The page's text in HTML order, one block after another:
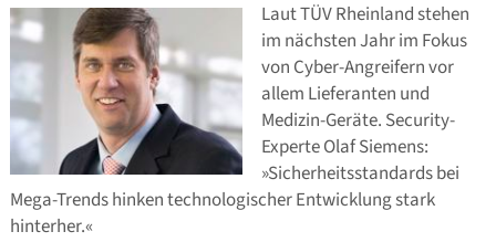
Laut TÜV Rheinland stehen
im nächsten Jahr im Fokus
von Cyber-Angreifern vor
allem Lieferanten und
Medizin-Geräte. Security-
Experte Olaf Siemens:
»Sicherheitsstandards bei
Mega-Trends hinken technologischer Entwicklung stark
hinterher.«